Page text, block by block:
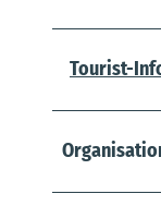
Tourist-